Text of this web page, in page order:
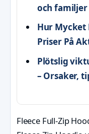
och familjer
Hur Mycket
Priser På
Plötslig
– Orsaker,
Fleece Full-Zip